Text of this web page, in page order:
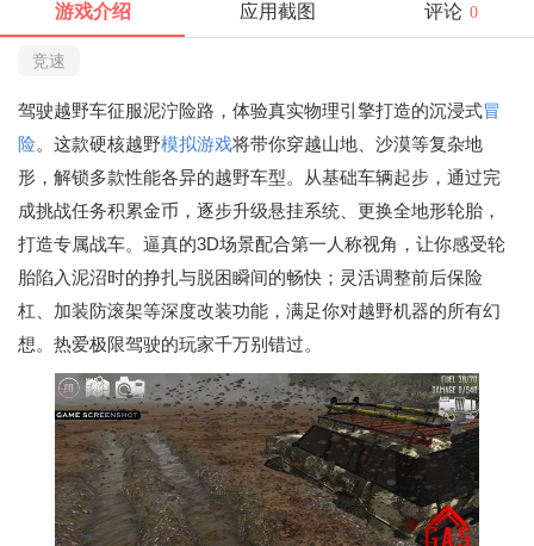
游戏介绍 应用截图 评论 0
竞速
驾驶越野车征服泥泞险路，体验真实物理引擎打造的沉浸式冒
险。这款硬核越野模拟游戏将带你穿越山地、沙漠等复杂地
形，解锁多款性能各异的越野车型。从基础车辆起步，通过完
成挑战任务积累金币，逐步升级悬挂系统、更换全地形轮胎，
打造专属战车。逼真的3D场景配合第一人称视角，让你感受轮
胎陷入泥沼时的挣扎与脱困瞬间的畅快；灵活调整前后保险
杠、加装防滚架等深度改装功能，满足你对越野机器的所有幻
想。热爱极限驾驶的玩家千万别错过。